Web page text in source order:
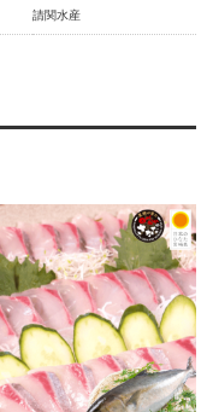
請関水産